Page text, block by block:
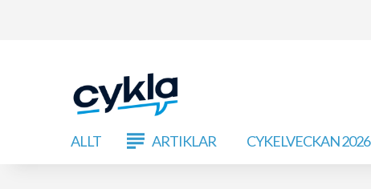
ALLT ARTIKLAR CYKELVECKAN 2026